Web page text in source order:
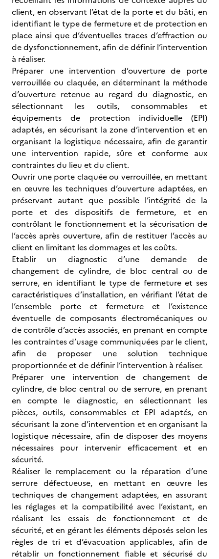
client, en observant l’état de la porte et du bâti, en
identifiant le type de fermeture et de protection en
place ainsi que d’éventuelles traces d’effraction ou
de dysfonctionnement, afin de définir l’intervention
à réaliser.
Préparer une intervention d’ouverture de porte
verrouillée ou claquée, en déterminant la méthode
d’ouverture retenue au regard du diagnostic, en
sélectionnant les outils, consommables et
équipements de protection individuelle (EPI)
adaptés, en sécurisant la zone d’intervention et en
organisant la logistique nécessaire, afin de garantir
une intervention rapide, sûre et conforme aux
contraintes du lieu et du client.
Ouvrir une porte claquée ou verrouillée, en mettant
en œuvre les techniques d’ouverture adaptées, en
préservant autant que possible l’intégrité de la
porte et des dispositifs de fermeture, et en
contrôlant le fonctionnement et la sécurisation de
l’accès après ouverture, afin de restituer l’accès au
client en limitant les dommages et les coûts.
Etablir un diagnostic d’une demande de
changement de cylindre, de bloc central ou de
serrure, en identifiant le type de fermeture et ses
caractéristiques d’installation, en vérifiant l’état de
l’ensemble porte et fermeture et l’existence
éventuelle de composants électromécaniques ou
de contrôle d’accès associés, en prenant en compte
les contraintes d’usage communiquées par le client,
afin de proposer une solution technique
proportionnée et de définir l’intervention à réaliser.
Préparer une intervention de changement de
cylindre, de bloc central ou de serrure, en prenant
en compte le diagnostic, en sélectionnant les
pièces, outils, consommables et EPI adaptés, en
sécurisant la zone d’intervention et en organisant la
logistique nécessaire, afin de disposer des moyens
nécessaires pour intervenir efficacement et en
sécurité.
Réaliser le remplacement ou la réparation d’une
serrure défectueuse, en mettant en œuvre les
techniques de changement adaptées, en assurant
les réglages et la compatibilité avec l’existant, en
réalisant les essais de fonctionnement et de
sécurité, et en gérant les éléments déposés selon les
règles de tri et d’évacuation applicables, afin de
rétablir un fonctionnement fiable et sécurisé du